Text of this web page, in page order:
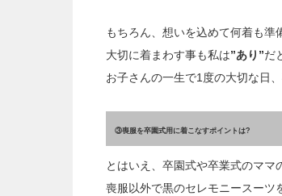
もちろん、想いを込めて何着も
大切に着まわす事も私は”あり”だ
お子さんの一生で1度の大切な日
③喪服を卒園式用に着こなすポイントは?
とはいえ、卒園式や卒業式のママ
喪服以外で黒のセレモニースーツ